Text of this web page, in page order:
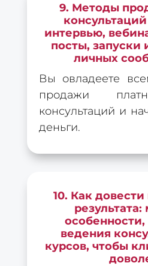
9. Методы
интервью,
посты, запуски
личных
Вы овладеете
продажи
консультаций и
деньги.
10. Как
особенности,
ведения
курсов, чтобы